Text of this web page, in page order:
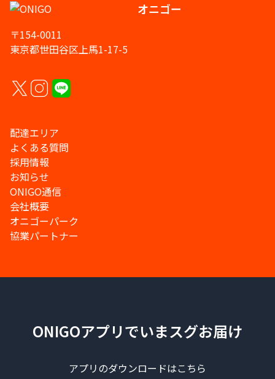
オニゴー
〒154-0011
東京都世田谷区上馬1-17-5
配達エリア
よくある質問
採用情報
お知らせ
ONIGO通信
会社概要
オニゴーパーク
協業パートナー
ONIGOアプリでいまスグお届け
アプリのダウンロードはこちら